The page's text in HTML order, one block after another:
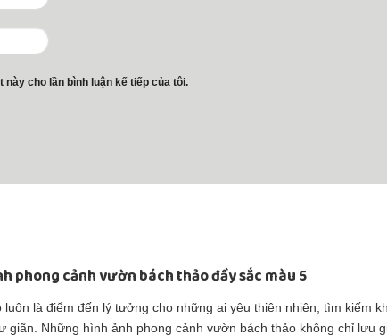
cho lần bình luận kế tiếp của tôi.
phong cảnh vườn bách thảo đầy sắc màu 5
luôn là điểm đến lý tưởng cho những ai yêu thiên nhiên, tìm kiếm
giãn. Những hình ảnh phong cảnh vườn bách thảo không chỉ lưu